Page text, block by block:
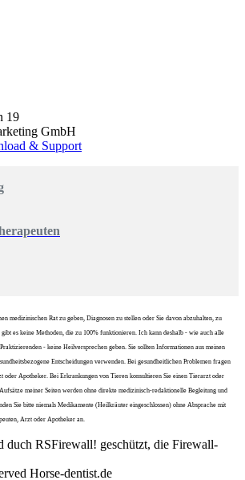
19
GmbH
& Support
medizinischen Rat zu geben, Diagnosen zu stellen oder Sie davon abzuhalten, zu
es keine Methoden, die zu 100% funktionieren. Ich kann deshalb - wie auch alle
- keine Heilversprechen geben. Sie sollten Informationen aus meinen
Entscheidungen verwenden. Bei gesundheitlichen Problemen fragen
oder Apotheker. Bei Erkrankungen von Tieren konsultieren Sie einen Tierarzt oder
meiner Seiten werden ohne direkte medizinisch-redaktionelle Begleitung und
Sie bitte niemals Medikamente (Heilkräuter eingeschlossen) ohne Absprache mit
Arzt oder Apotheker an.
Horse-dentist.de